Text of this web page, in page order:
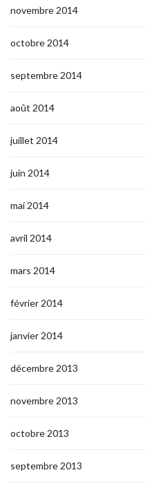
novembre 2014
octobre 2014
septembre 2014
août 2014
juillet 2014
juin 2014
mai 2014
avril 2014
mars 2014
février 2014
janvier 2014
décembre 2013
novembre 2013
octobre 2013
septembre 2013